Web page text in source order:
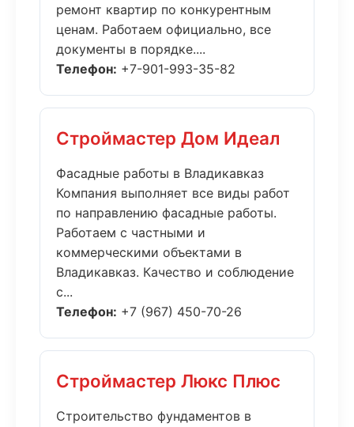
ремонт квартир по конкурентным
ценам. Работаем официально, все
документы в порядке....
Телефон: +7-901-993-35-82
Строймастер Дом Идеал
Фасадные работы в Владикавказ
Компания выполняет все виды работ
по направлению фасадные работы.
Работаем с частными и
коммерческими объектами в
Владикавказ. Качество и соблюдение
с...
Телефон: +7 (967) 450-70-26
Строймастер Люкс Плюс
Строительство фундаментов в